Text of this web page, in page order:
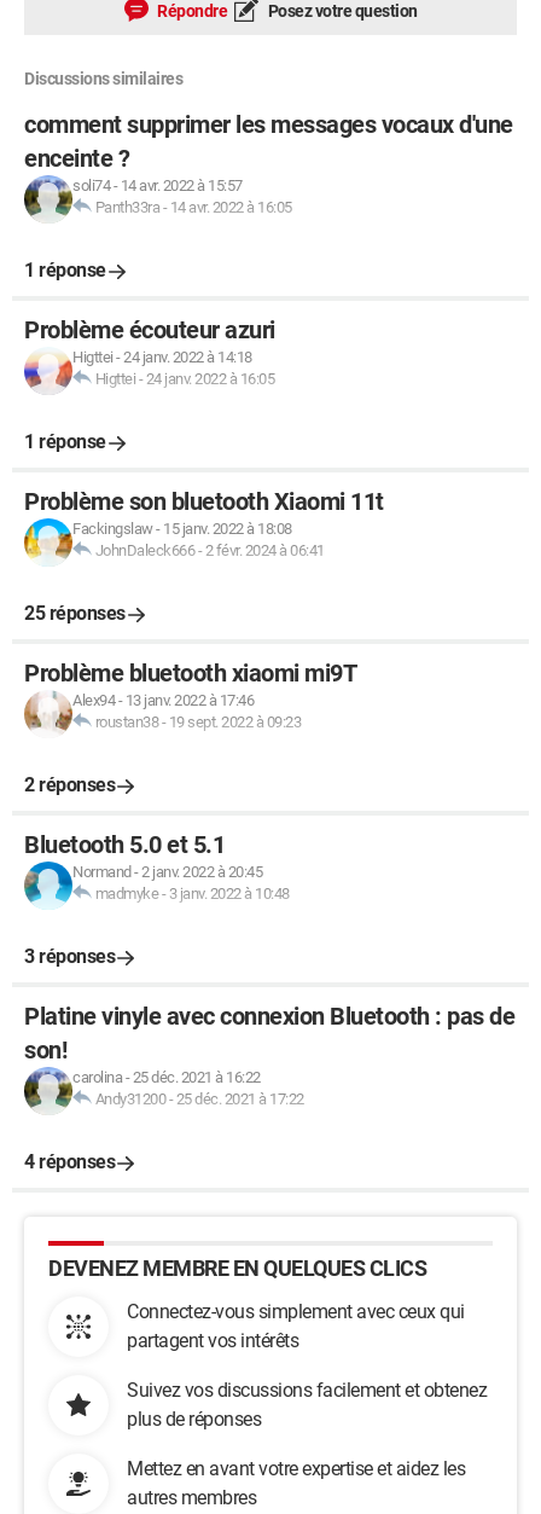
Répondre Posez votre question
Discussions similaires
comment supprimer les messages vocaux d'une
enceinte ?
soli74- 14 avr. 2022 à 15:57
Panth33ra - 14 avr. 2022 à 16:05
1 réponse
Problème écouteur azuri
Higttei -24 janv. 2022 à 14:18
Higttei -24 janv. 2022 à 16:05
1 réponse
Problème son bluetooth Xiaomi 11t
Fackingslaw- 15 janv. 2022 à 18:08
JohnDaleck666-2 févr. 2024 à 06:41
25 réponses
Problème bluetooth xiaomi mi9T
Alex94- 13 janv. 2022 à 17:46
roustan38- 19 sept. 2022 à 09:23
2 réponses
Bluetooth 5.0 et 5.1
Normand -2 janv. 2022 à 20:45
madmyke- 3 janv. 2022 à 10:48
3 réponses
Platine vinyle avec connexion Bluetooth : pas de
son!
carolina-25 déc. 2021 à 16:22
Andy31200-25 déc. 2021 à 17:22
4 réponses
DEVENEZ MEMBRE EN QUELQUES CLICS
Connectez-vous simplement avec ceux qui
partagent vos intérêts
Suivez vos discussions facilement et obtenez
plus de réponses
Mettez en avant votre expertise et aidez les
autres membres